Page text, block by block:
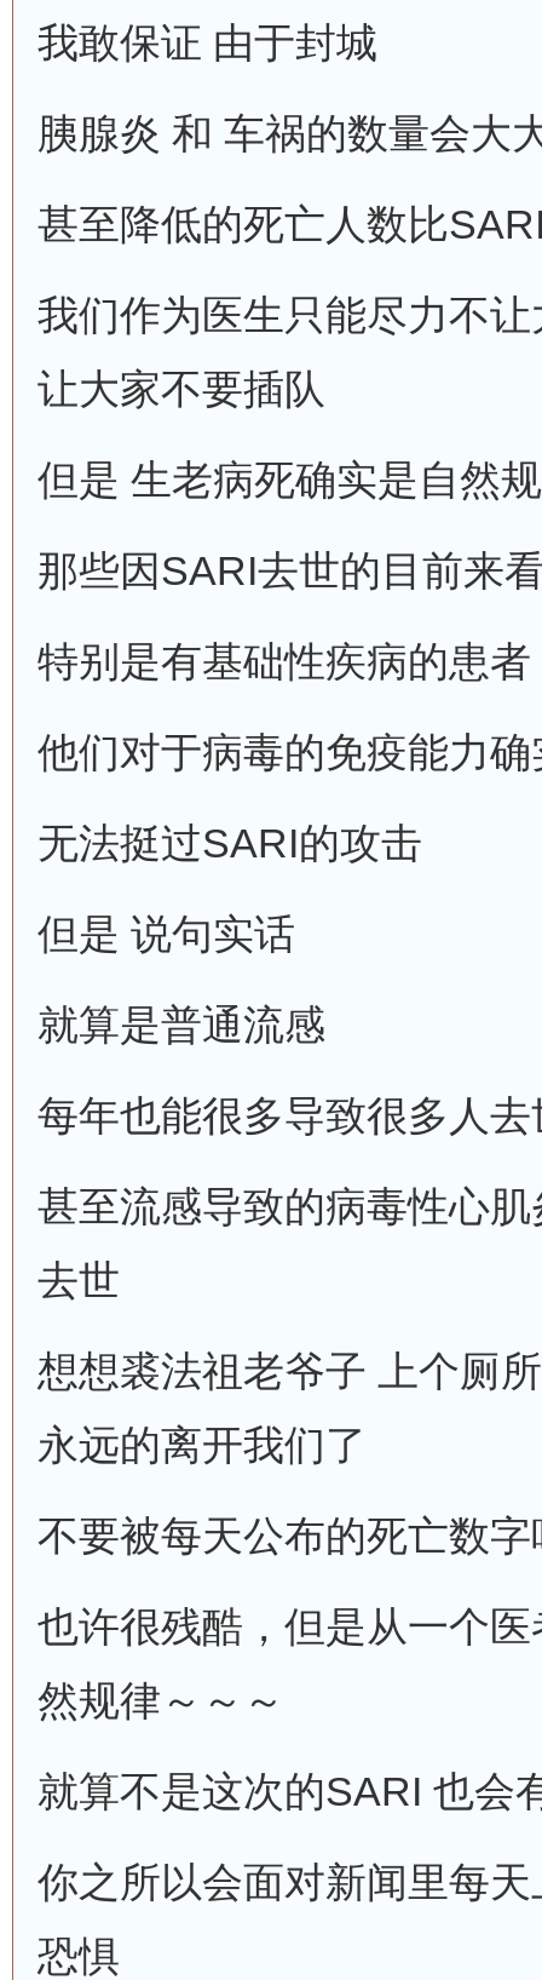
我敢保证 由于封城
胰腺炎 和 车祸的数量会大
甚至降低的死亡人数比
我们作为医生只能尽力不
让大家不要插队
但是 生老病死确实是自然
那些因SARI去世的目前来
特别是有基础性疾病的患者
他们对于病毒的免疫能力
无法挺过SARI的攻击
但是 说句实话
就算是普通流感
每年也能很多导致很多人去
甚至流感导致的病毒性心
去世
想想裘法祖老爷子 上个厕
永远的离开我们了
不要被每天公布的死亡数
也许很残酷，但是从一个
然规律～～～
就算不是这次的SARI 也会
你之所以会面对新闻里每
恐惧